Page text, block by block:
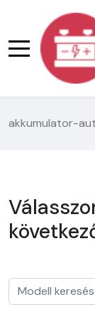
akkumulator-